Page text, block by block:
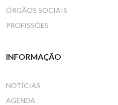
ÓRGÃOS SOCIAIS
PROFISSÕES
INFORMAÇÃO
NOTÍCIAS
AGENDA